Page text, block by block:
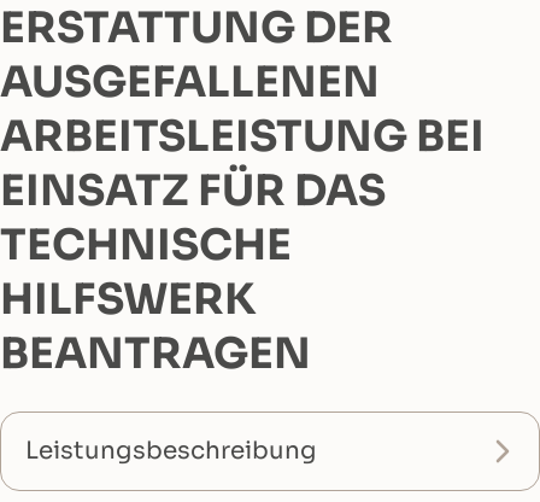
ERSTATTUNG DER
AUSGEFALLENEN
ARBEITSLEISTUNG BEI
EINSATZ FÜR DAS
TECHNISCHE
HILFSWERK
BEANTRAGEN
Leistungsbeschreibung